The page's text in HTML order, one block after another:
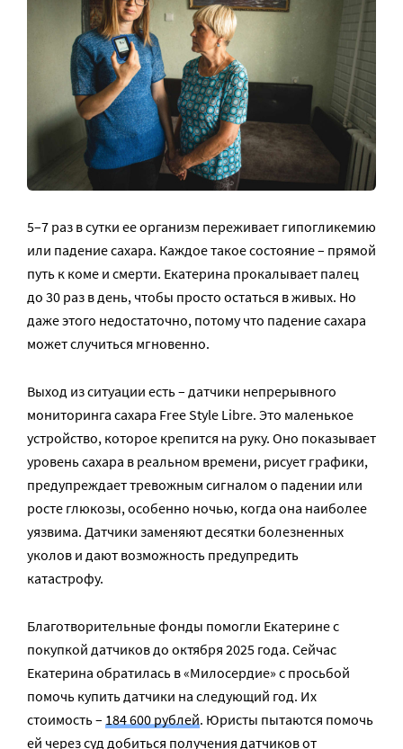
5–7 раз в сутки ее организм переживает гипогликемию
или падение сахара. Каждое такое состояние – прямой
путь к коме и смерти. Екатерина прокалывает палец
до 30 раз в день, чтобы просто остаться в живых. Но
даже этого недостаточно, потому что падение сахара
может случиться мгновенно.
Выход из ситуации есть – датчики непрерывного
мониторинга сахара Free Style Libre. Это маленькое
устройство, которое крепится на руку. Оно показывает
уровень сахара в реальном времени, рисует графики,
предупреждает тревожным сигналом о падении или
росте глюкозы, особенно ночью, когда она наиболее
уязвима. Датчики заменяют десятки болезненных
уколов и дают возможность предупредить
катастрофу.
Благотворительные фонды помогли Екатерине с
покупкой датчиков до октября 2025 года. Сейчас
Екатерина обратилась в «Милосердие» с просьбой
помочь купить датчики на следующий год. Их
стоимость – 184 600 рублей. Юристы пытаются помочь
ей через суд добиться получения датчиков от